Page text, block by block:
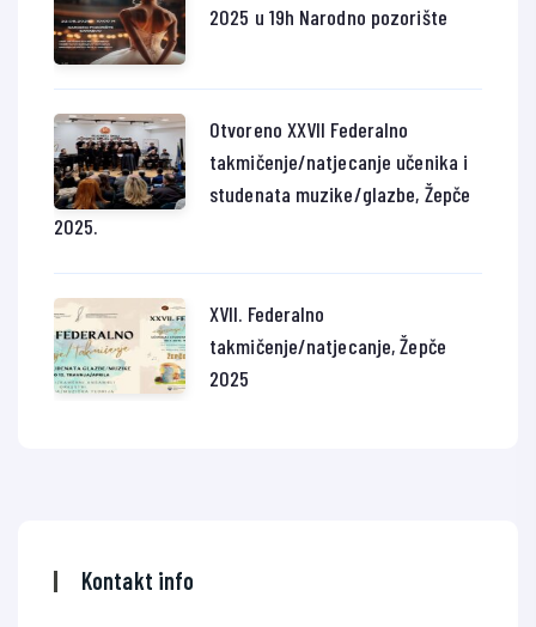
2025 u 19h Narodno pozorište
Otvoreno XXVII Federalno
takmičenje/natjecanje učenika i
studenata muzike/glazbe, Žepče
2025.
XVII. Federalno
takmičenje/natjecanje, Žepče
2025
Kontakt info